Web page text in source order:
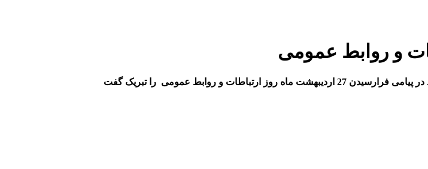
و روابط عمومی
و روابط عمومی را تبریک گفت